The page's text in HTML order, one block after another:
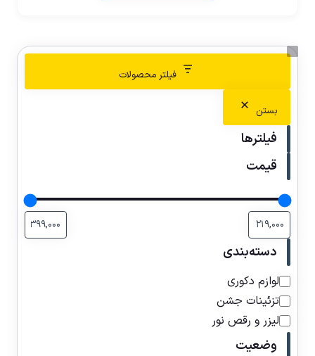
فیلتر محصولات
بستن
فیلترها
قیمت
دسته‌بندی
لوازم دکوری
تزئینات جشن
لیزر و رقص نور
وضعیت